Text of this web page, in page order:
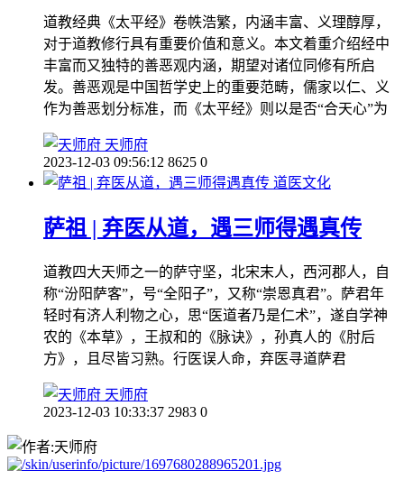
道教经典《太平经》卷帙浩繁，内涵丰富、义理醇厚，
对于道教修行具有重要价值和意义。本文着重介绍经中
丰富而又独特的善恶观内涵，期望对诸位同修有所启
发。善恶观是中国哲学史上的重要范畴，儒家以仁、义
作为善恶划分标准，而《太平经》则以是否“合天心”为
天师府
2023-12-03 09:56:12 8625 0
道医文化
萨祖 | 弃医从道，遇三师得遇真传
道教四大天师之一的萨守坚，北宋末人，西河郡人，自
称“汾阳萨客”，号“全阳子”，又称“崇恩真君”。萨君年
轻时有济人利物之心，思“医道者乃是仁术”，遂自学神
农的《本草》，王叔和的《脉诀》，孙真人的《肘后
方》，且尽皆习熟。行医误人命，弃医寻道萨君
天师府
2023-12-03 10:33:37 2983 0